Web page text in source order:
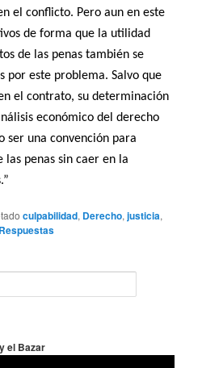
el conflicto. Pero aun en este
de forma que la utilidad
de las penas también se
por este problema. Salvo que
el contrato, su determinación
económico del derecho
ser una convención para
penas sin caer en la
culpabilidad, Derecho,justicia,
Respuestas
el Bazar